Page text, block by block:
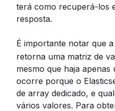
terá como recuperá-los
resposta.
É importante notar que
retorna uma matriz de
mesmo que haja
ocorre porque o
de array dedicado, e
vários valores. Para